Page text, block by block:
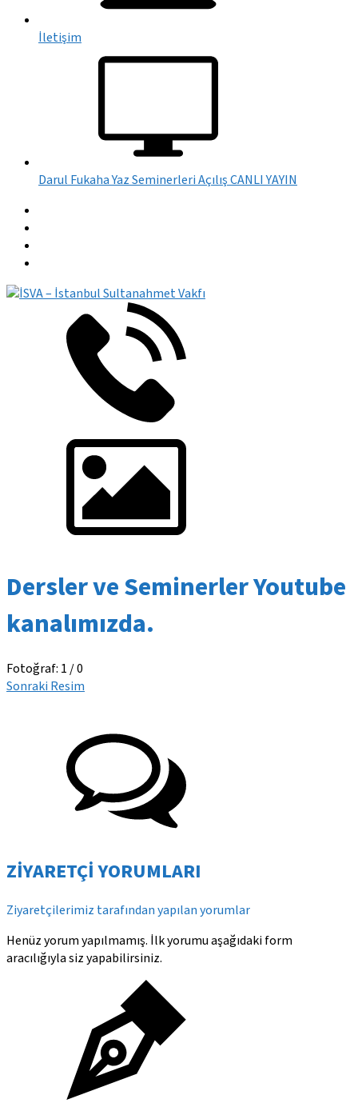
İletişim
Darul Fukaha Yaz Seminerleri Açılış CANLI YAYIN
Dersler ve Seminerler Youtube
kanalımızda.
Fotoğraf: 1 / 0
Sonraki Resim
ZİYARETÇİ YORUMLARI
Ziyaretçilerimiz tarafından yapılan yorumlar
Henüz yorum yapılmamış. İlk yorumu aşağıdaki form
aracılığıyla siz yapabilirsiniz.